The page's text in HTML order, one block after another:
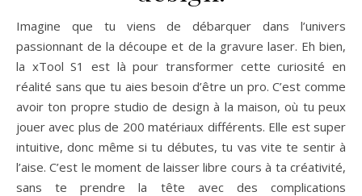
Imagine que tu viens de débarquer dans l’univers
passionnant de la découpe et de la gravure laser. Eh bien,
la xTool S1 est là pour transformer cette curiosité en
réalité sans que tu aies besoin d’être un pro. C’est comme
avoir ton propre studio de design à la maison, où tu peux
jouer avec plus de 200 matériaux différents. Elle est super
intuitive, donc même si tu débutes, tu vas vite te sentir à
l’aise. C’est le moment de laisser libre cours à ta créativité,
sans te prendre la tête avec des complications